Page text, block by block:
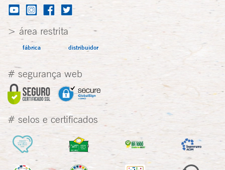
> área restrita
fábrica distribuidor
# segurança web
# selos e certificados